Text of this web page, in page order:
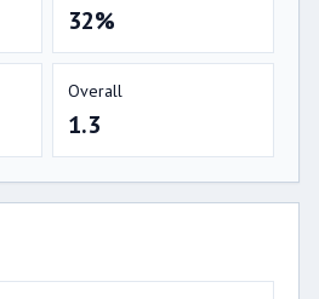
32%
Overall
1.3